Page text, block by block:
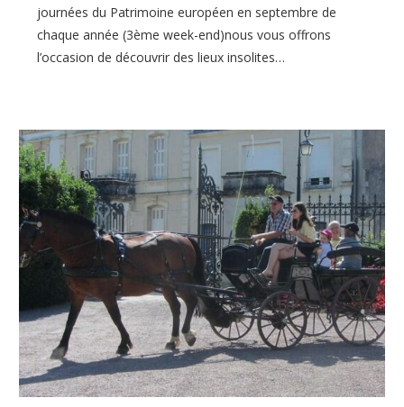
journées du Patrimoine européen en septembre de
chaque année (3ème week-end)nous vous offrons
l’occasion de découvrir des lieux insolites…